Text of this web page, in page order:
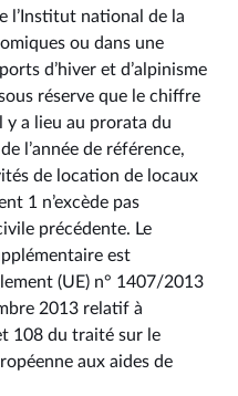
l’Institut national de la
ou dans une
d’hiver et d’alpinisme
réserve que le chiffre
y a lieu au prorata du
l’année de référence,
de location de locaux
1 n’excède pas
précédente. Le
est
(UE) n° 1407/2013
2013 relatif à
108 du traité sur le
aux aides de